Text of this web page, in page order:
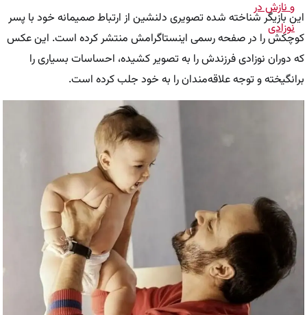
این بازیگر شناخته شده تصویری دلنشین از ارتباط صمیمانه خود با پسر
کوچکش را در صفحه رسمی اینستاگرامش منتشر کرده است. این عکس
که دوران نوزادی فرزندش را به تصویر کشیده،‌ احساسات بسیاری را
برانگیخته و توجه علاقه‌مندان را به خود جلب کرده است.